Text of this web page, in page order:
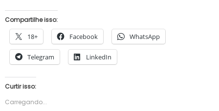
Compartilhe isso:
18+ Facebook WhatsApp
Telegram LinkedIn
Curtir isso:
Carregando...